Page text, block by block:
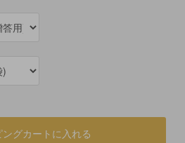
ングカートに入れる